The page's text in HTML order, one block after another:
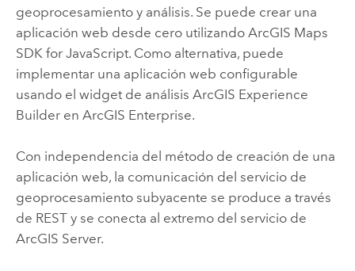
geoprocesamiento y análisis. Se puede crear una
aplicación web desde cero utilizando ArcGIS Maps
SDK for JavaScript. Como alternativa, puede
implementar una aplicación web configurable
usando el widget de análisis ArcGIS Experience
Builderen ArcGIS Enterprise.
Con independencia del método de creación de una
aplicación web, la comunicación del servicio de
geoprocesamiento subyacente se produce a través
de REST y se conecta al extremo del servicio de
ArcGIS Server.